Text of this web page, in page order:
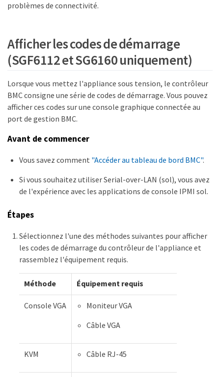
problèmes de connectivité.
Afficher les codes de démarrage
(SGF6112 et SG6160 uniquement)
Lorsque vous mettez l'appliance sous tension, le contrôleur
BMC consigne une série de codes de démarrage. Vous pouvez
afficher ces codes sur une console graphique connectée au
port de gestion BMC.
Avant de commencer
Vous savez comment "Accéder au tableau de bord BMC".
Si vous souhaitez utiliser Serial-over-LAN (sol), vous avez
de l'expérience avec les applications de console IPMI sol.
Étapes
Sélectionnez l'une des méthodes suivantes pour afficher
les codes de démarrage du contrôleur de l'appliance et
rassemblez l'équipement requis.
Méthode Équipement requis
Console VGA
Moniteur VGA
Câble VGA
KVM Câble RJ-45